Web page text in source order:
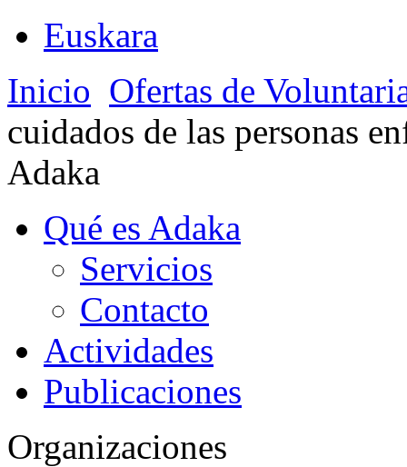
Euskara
Inicio Ofertas de
cuidados de las personas
Adaka
Qué es Adaka
Servicios
Contacto
Actividades
Publicaciones
Organizaciones